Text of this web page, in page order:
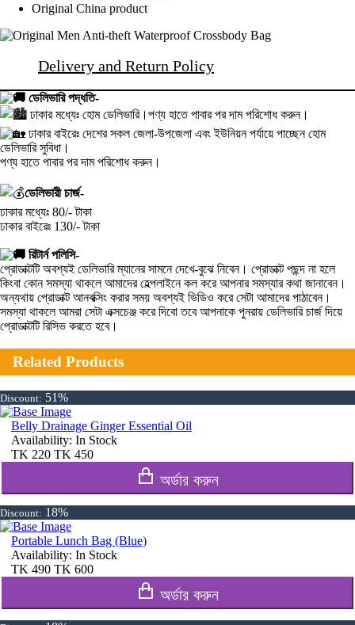
Original China product
Delivery and Return Policy
ডেলিভারি পদ্ধতি-
ঢাকার মধ্যেঃ হোম ডেলিভারি।পণ্য হাতে পাবার পর দাম পরিশোধ করুন।
ঢাকার বাইরেঃ দেশের সকল জেলা-উপজেলা এবং ইউনিয়ন পর্যায়ে পাচ্ছেন হোম
ডেলিভারি সুবিধা।
পণ্য হাতে পাবার পর দাম পরিশোধ করুন।
ডেলিভারী চার্জ-
ঢাকার মধ্যেঃ 80/- টাকা
ঢাকার বাইরেঃ 130/- টাকা
রিটার্ন পলিসি-
প্রোডাক্টটি অবশ্যই ডেলিভারি ম্যানের সামনে দেখে-বুঝে নিবেন। প্রোডাক্ট পছন্দ না হলে
কিংবা কোন সমস্যা থাকলে আমাদের হেল্পলাইনে কল করে আপনার সমস্যার কথা জানাবেন।
অন্যথায় প্রোডাক্ট আনবক্সিং করার সময় অবশ্যই ভিডিও করে সেটা আমাদের পাঠাবেন।
সমস্যা থাকলে আমরা সেটা এক্সচেঞ্জ করে দিবো তবে আপনাকে পুনরায় ডেলিভারি চার্জ দিয়ে
প্রোডাক্টটি রিসিভ করতে হবে।
Related Products
Discount: 51%
Belly Drainage Ginger Essential Oil
Availability: In Stock
TK 220 TK 450
অর্ডার করুন
Discount: 18%
Portable Lunch Bag (Blue)
Availability: In Stock
TK 490 TK 600
অর্ডার করুন